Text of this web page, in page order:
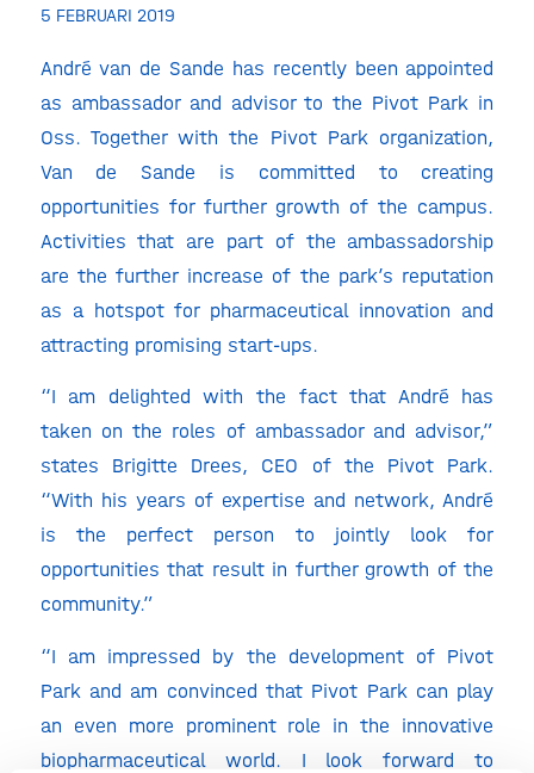
5 FEBRUARI 2019
André van de Sande has recently been appointed
as ambassador and advisor to the Pivot Park in
Oss. Together with the Pivot Park organization,
Van de Sande is committed to creating
opportunities for further growth of the campus.
Activities that are part of the ambassadorship
are the further increase of the park’s reputation
as a hotspot for pharmaceutical innovation and
attracting promising start-ups.
“I am delighted with the fact that André has
taken on the roles of ambassador and advisor,”
states Brigitte Drees, CEO of the Pivot Park.
“With his years of expertise and network, André
is the perfect person to jointly look for
opportunities that result in further growth of the
community.”
“I am impressed by the development of Pivot
Park and am convinced that Pivot Park can play
an even more prominent role in the innovative
biopharmaceutical world. I look forward to